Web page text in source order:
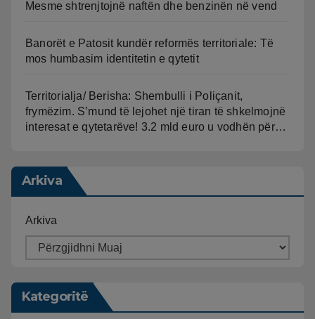
Mesme shtrenjtojnë naftën dhe benzinën në vend
Banorët e Patosit kundër reformës territoriale: Të
mos humbasim identitetin e qytetit
Territorialja/ Berisha: Shembulli i Poliçanit,
frymëzim. S’mund të lejohet një tiran të shkelmojnë
interesat e qytetarëve! 3.2 mld euro u vodhën për…
Arkiva
Arkiva
Kategoritë